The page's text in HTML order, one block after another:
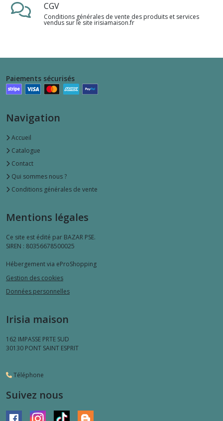
CGV
Conditions générales de vente des produits et services
vendus sur le site irisiamaison.fr
Paiements sécurisés
Navigation
Accueil
Catalogue
Contact
Qui sommes nous ?
Conditions générales de vente
Mentions légales
Ce site est édité par BAZAR PSE.
SIREN : 80356678500025
Hébergement via eProShopping
Gestion des cookies
Données personnelles
Irisia maison
162 IMPASSE PRTE SUD
30130 PONT SAINT ESPRIT
Téléphone
Suivez nous